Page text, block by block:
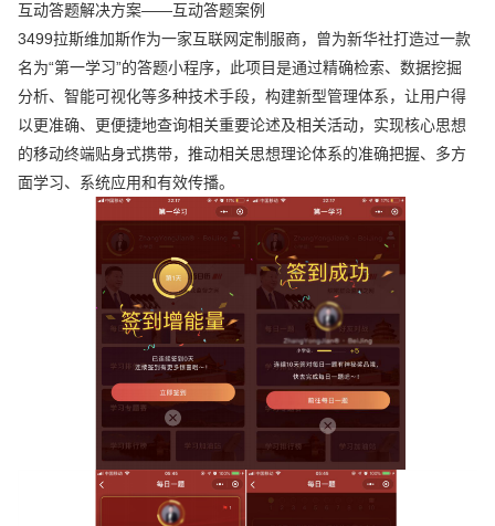
互动答题解决方案——互动答题案例
3499拉斯维加斯作为一家互联网定制服商，曾为新华社打造过一款
名为“第一学习”的答题小程序，此项目是通过精确检索、数据挖掘
分析、智能可视化等多种技术手段，构建新型管理体系，让用户得
以更准确、更便捷地查询相关重要论述及相关活动，实现核心思想
的移动终端贴身式携带，推动相关思想理论体系的准确把握、多方
面学习、系统应用和有效传播。